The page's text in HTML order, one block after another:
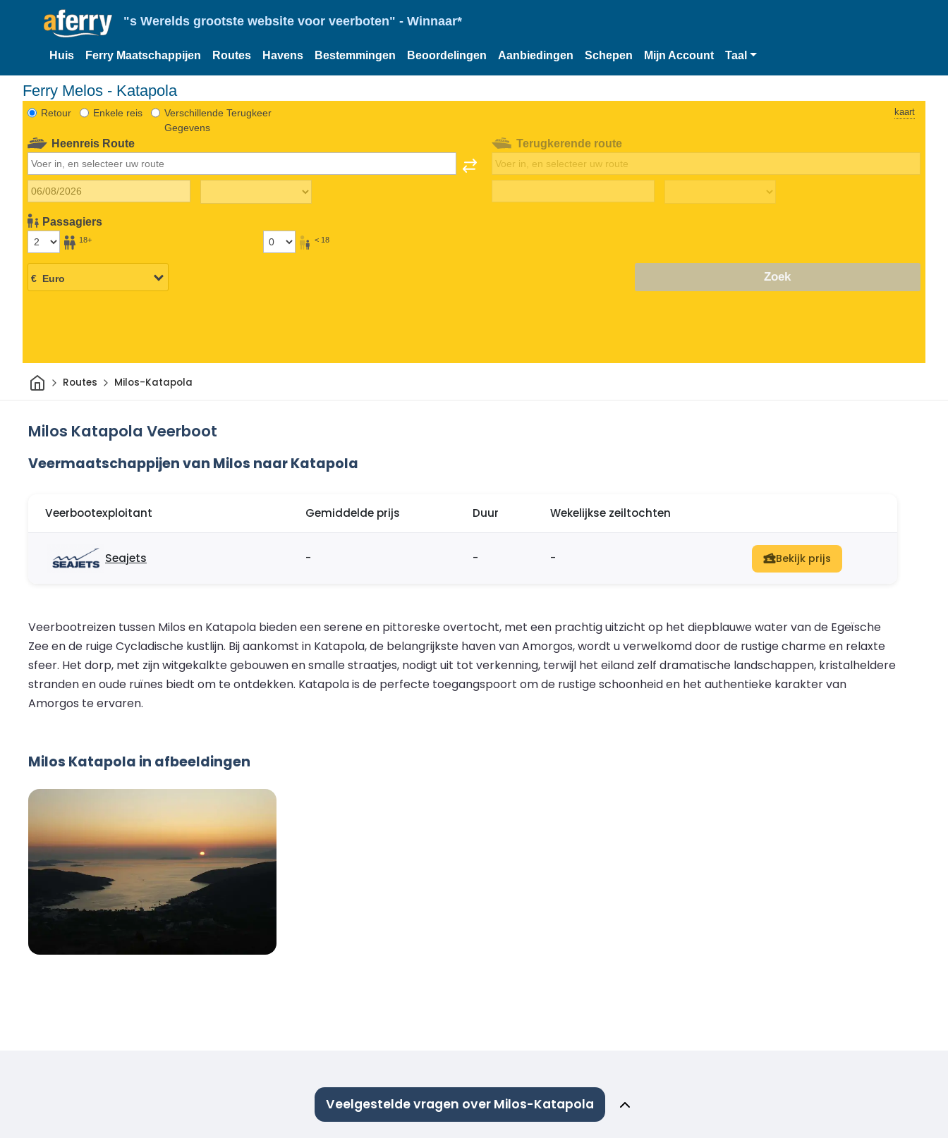
"s Werelds grootste website voor veerboten" - Winnaar*
Huis Ferry Maatschappijen Routes Havens Bestemmingen Beoordelingen Aanbiedingen Schepen Mijn Account Taal
Ferry Melos - Katapola
Retour Enkele reis
Verschillende Terugkeer
Gegevens
kaart
Heenreis Route
Passagiers
18+ < 18
Terugkerende route
Zoek
ThuisRoutes Milos-Katapola
Milos Katapola Veerboot
Veermaatschappijen van Milos naar Katapola
Veerbootexploitant Gemiddelde prijs Duur Wekelijkse zeiltochten
Seajets - - - Bekijk prijs
Veerbootreizen tussen Milos en Katapola bieden een serene en pittoreske overtocht, met een prachtig uitzicht op het diepblauwe water van de Egeïsche
Zee en de ruige Cycladische kustlijn. Bij aankomst in Katapola, de belangrijkste haven van Amorgos, wordt u verwelkomd door de rustige charme en relaxte
sfeer. Het dorp, met zijn witgekalkte gebouwen en smalle straatjes, nodigt uit tot verkenning, terwijl het eiland zelf dramatische landschappen, kristalheldere
stranden en oude ruïnes biedt om te ontdekken. Katapola is de perfecte toegangspoort om de rustige schoonheid en het authentieke karakter van
Amorgos te ervaren.
Milos Katapola in afbeeldingen
Veelgestelde vragen over Milos-Katapola